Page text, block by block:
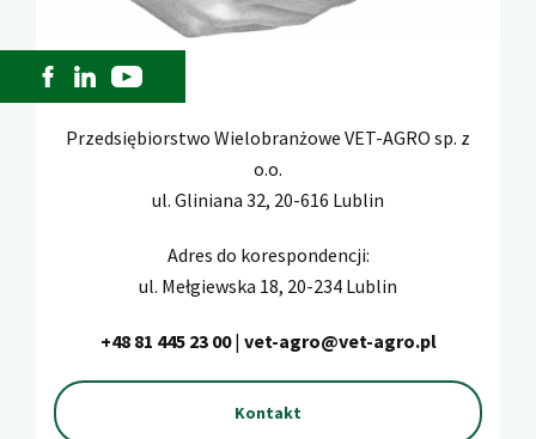
Przedsiębiorstwo Wielobranżowe VET-AGRO sp. z
o.o.
ul. Gliniana 32, 20-616 Lublin
Adres do korespondencji:
ul. Mełgiewska 18, 20-234 Lublin
+48 81 445 23 00| vet-agro@vet-agro.pl
Kontakt